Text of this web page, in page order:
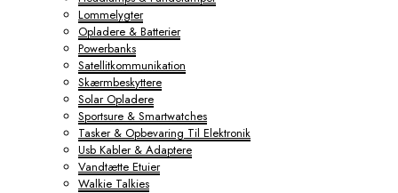
Lommelygter
Opladere & Batterier
Powerbanks
Satellitkommunikation
Skærmbeskyttere
Solar Opladere
Sportsure & Smartwatches
Tasker & Opbevaring Til Elektronik
Usb Kabler & Adaptere
Vandtætte Etuier
Walkie Talkies